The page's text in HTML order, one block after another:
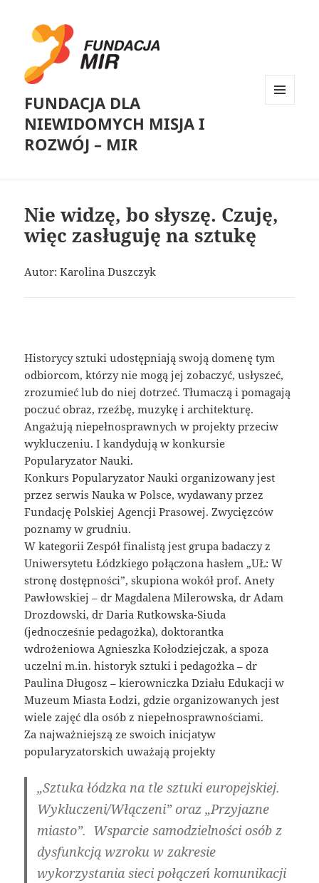
FUNDACJA DLA
NIEWIDOMYCH MISJA I
ROZWÓJ – MIR
Nie widzę, bo słyszę. Czuję,
więc zasługuję na sztukę
Autor: Karolina Duszczyk
Historycy sztuki udostępniają swoją domenę tym
odbiorcom, którzy nie mogą jej zobaczyć, usłyszeć,
zrozumieć lub do niej dotrzeć. Tłumaczą i pomagają
poczuć obraz, rzeźbę, muzykę i architekturę.
Angażują niepełnosprawnych w projekty przeciw
wykluczeniu. I kandydują w konkursie
Popularyzator Nauki.
Konkurs Popularyzator Nauki organizowany jest
przez serwis Nauka w Polsce, wydawany przez
Fundację Polskiej Agencji Prasowej. Zwycięzców
poznamy w grudniu.
W kategorii Zespół finalistą jest grupa badaczy z
Uniwersytetu Łódzkiego połączona hasłem „UŁ: W
stronę dostępności”, skupiona wokół prof. Anety
Pawłowskiej – dr Magdalena Milerowska, dr Adam
Drozdowski, dr Daria Rutkowska-Siuda
(jednocześnie pedagożka), doktorantka
wdrożeniowa Agnieszka Kołodziejczak, a spoza
uczelni m.in. historyk sztuki i pedagożka – dr
Paulina Długosz – kierowniczka Działu Edukacji w
Muzeum Miasta Łodzi, gdzie organizowanych jest
wiele zajęć dla osób z niepełnosprawnościami.
Za najważniejszą ze swoich inicjatyw
popularyzatorskich uważają projekty
„Sztuka łódzka na tle sztuki europejskiej.
Wykluczeni/Włączeni” oraz „Przyjazne
miasto”. Wsparcie samodzielności osób z
dysfunkcją wzroku w zakresie
wykorzystania sieci połączeń komunikacji